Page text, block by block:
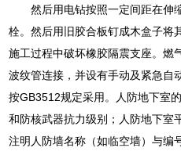
然后用电钻按照一定间距在伸
栓。然后用旧胶合板钉成木盒子将
施工过程中破坏橡胶隔震支座。燃
波纹管连接，并设有手动及紧急自
按GB3512规定采用。人防地下室
和防核武器抗力级别；人防地下室
注明人防墙名称（如临空墙）与编